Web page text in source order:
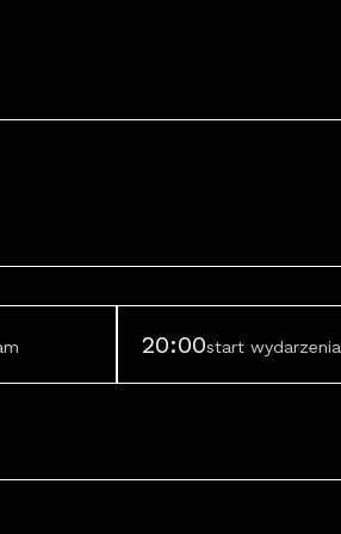
20:00start wydarzenia